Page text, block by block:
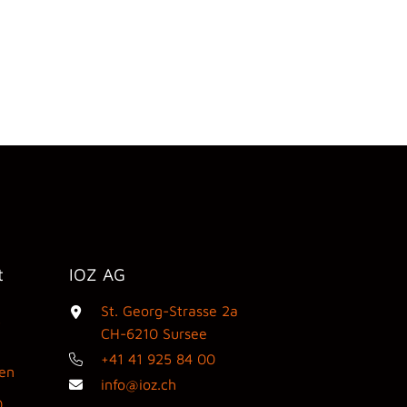
IOZ AG
St. Georg-Strasse 2a
CH-6210 Sursee
+41 41 925 84 00
info@ioz.ch